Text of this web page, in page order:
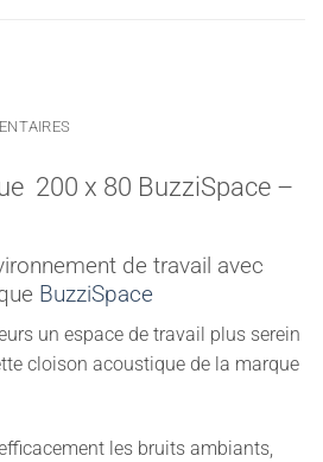
200 x 80 BuzziSpace –
de travail avec
BuzziSpace
un espace de travail plus serein
cloison acoustique de la marque
les bruits ambiants,